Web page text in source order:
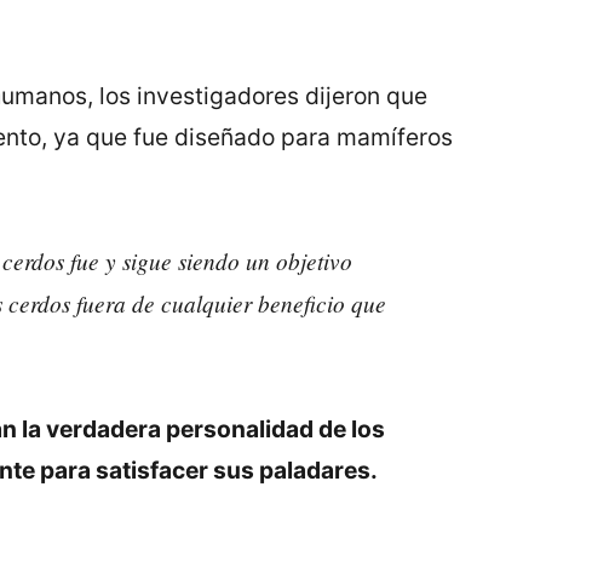
los investigadores dijeron que
ya que fue diseñado para mamíferos
fue y sigue siendo un objetivo
fuera de cualquier beneficio que
la verdadera personalidad de los
para satisfacer sus paladares.